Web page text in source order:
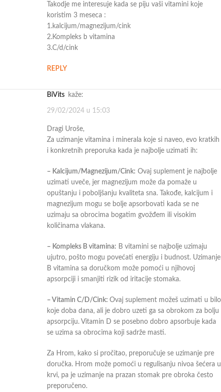
Takodje me interesuje kada se piju vaši vitamini koje
koristim 3 meseca :
1.kalcijum/magnezijum/cink
2.Kompleks b vitamina
3.C/d/cink
REPLY
BiVits kaže:
29/02/2024 u 15:03
Dragi Uroše,
Za uzimanje vitamina i minerala koje si naveo, evo kratkih
i konkretnih preporuka kada je najbolje uzimati ih:
– Kalcijum/Magnezijum/Cink: Ovaj suplement je najbolje
uzimati uveče, jer magnezijum može da pomaže u
opuštanju i poboljšanju kvaliteta sna. Takođe, kalcijum i
magnezijum mogu se bolje apsorbovati kada se ne
uzimaju sa obrocima bogatim gvožđem ili visokim
količinama vlakana.
– Kompleks B vitamina: B vitamini se najbolje uzimaju
ujutro, pošto mogu povećati energiju i budnost. Uzimanje
B vitamina sa doručkom može pomoći u njihovoj
apsorpciji i smanjiti rizik od iritacije stomaka.
– Vitamin C/D/Cink: Ovaj suplement možeš uzimati u bilo
koje doba dana, ali je dobro uzeti ga sa obrokom za bolju
apsorpciju. Vitamin D se posebno dobro apsorbuje kada
se uzima sa obrocima koji sadrže masti.
Za Hrom, kako si pročitao, preporučuje se uzimanje pre
doručka. Hrom može pomoći u regulisanju nivoa šećera u
krvi, pa je uzimanje na prazan stomak pre obroka često
preporučeno.